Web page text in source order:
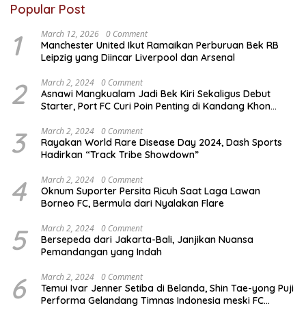
Popular Post
1 March 12, 2026 0 Comment
Manchester United Ikut Ramaikan Perburuan Bek RB
Leipzig yang Diincar Liverpool dan Arsenal
2 March 2, 2024 0 Comment
Asnawi Mangkualam Jadi Bek Kiri Sekaligus Debut
Starter, Port FC Curi Poin Penting di Kandang Khon
3 March 2, 2024 0 Comment
Rayakan World Rare Disease Day 2024, Dash Sports
Hadirkan “Track Tribe Showdown”
4 March 2, 2024 0 Comment
Oknum Suporter Persita Ricuh Saat Laga Lawan
Borneo FC, Bermula dari Nyalakan Flare
5 March 2, 2024 0 Comment
Bersepeda dari Jakarta-Bali, Janjikan Nuansa
Pemandangan yang Indah
6 March 2, 2024 0 Comment
Temui Ivar Jenner Setiba di Belanda, Shin Tae-yong Puji
Performa Gelandang Timnas Indonesia meski FC